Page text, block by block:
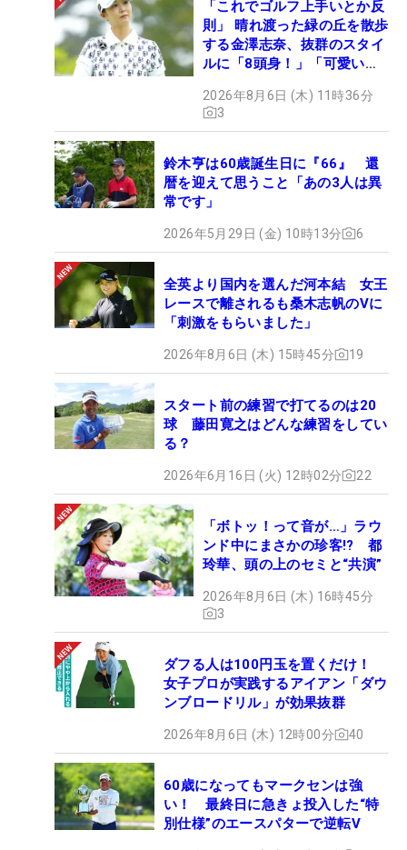
「これでゴルフ上手いとか反
則」 晴れ渡った緑の丘を散歩
する金澤志奈、抜群のスタイ
ルに「8頭身！」「可愛いに
2026年8月6日 (木) 11時36分
3
鈴木亨は60歳誕生日に『66』 還
暦を迎えて思うこと「あの3人は異
常です」
2026年5月29日 (金) 10時13分 6
全英より国内を選んだ河本結 女王
レースで離されるも桑木志帆のVに
「刺激をもらいました」
2026年8月6日 (木) 15時45分 19
スタート前の練習で打てるのは20
球 藤田寛之はどんな練習をしてい
る？
2026年6月16日 (火) 12時02分 22
「ボトッ！って音が…」ラウ
ンド中にまさかの珍客!? 都
玲華、頭の上のセミと“共演”
2026年8月6日 (木) 16時45分
3
ダフる人は100円玉を置くだけ！
女子プロが実践するアイアン「ダウ
ンブロードリル」が効果抜群
2026年8月6日 (木) 12時00分 40
60歳になってもマークセンは強
い！ 最終日に急きょ投入した“特
別仕様”のエースパターで逆転V